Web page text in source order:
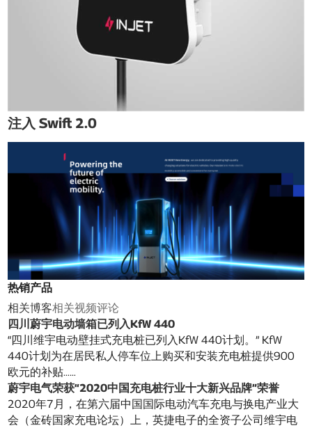
注入 Swift 2.0
热销产品
相关博客相关视频评论
四川蔚宇电动墙箱已列入KfW 440
“四川维宇电动壁挂式充电桩已列入KfW 440计划。” KfW
440计划为在居民私人停车位上购买和安装充电桩提供900
欧元的补贴……
蔚宇电气荣获“2020中国充电桩行业十大新兴品牌”荣誉
2020年7月，在第六届中国国际电动汽车充电与换电产业大
会（金砖国家充电论坛）上，英捷电子的全资子公司维宇电